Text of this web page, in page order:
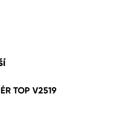
TOP V2519